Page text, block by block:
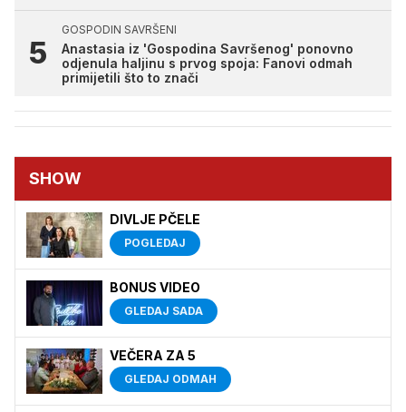
GOSPODIN SAVRŠENI
Anastasia iz 'Gospodina Savršenog' ponovno
odjenula haljinu s prvog spoja: Fanovi odmah
primijetili što to znači
SHOW
DIVLJE PČELE
POGLEDAJ
BONUS VIDEO
GLEDAJ SADA
VEČERA ZA 5
GLEDAJ ODMAH